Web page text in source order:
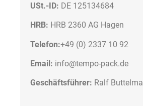
USt.-ID: DE 125134684
HRB: HRB 2360 AG Hagen
Telefon:+49 (0) 2337 10 92
Email: info@tempo-pack.de
Geschäftsführer: Ralf